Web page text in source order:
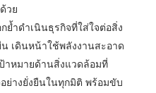
วย
ย้ำดำเนินธุรกิจที่ใส่ใจต่อสิ่ง
เดินหน้าใช้พลังงานสะอาด
าหมายด้านสิ่งแวดล้อมที่
ย่างยั่งยืนในทุกมิติ พร้อมขับ